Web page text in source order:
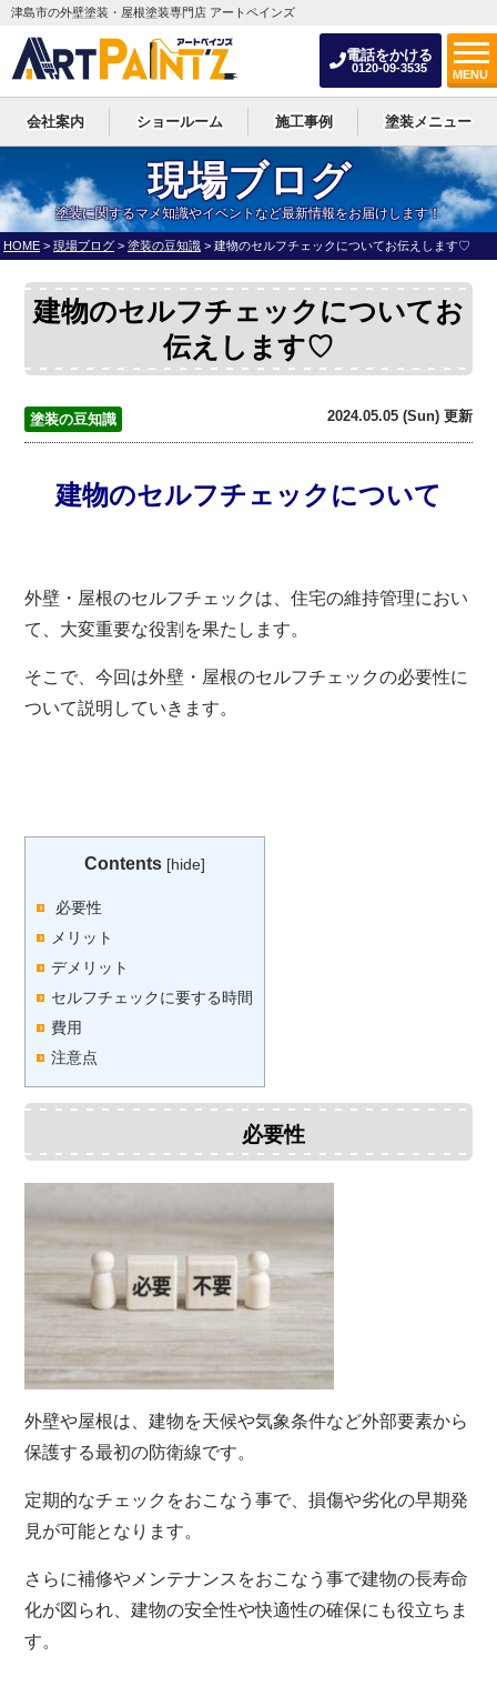
電話をかける
0120-09-3535
MENU
津島市の外壁塗装・屋根塗装専門店 アートペインズ
会社案内 ショールーム 施工事例 塗装メニュー
現場ブログ
塗装に関するマメ知識やイベントなど最新情報をお届けします！
HOME > 現場ブログ > 塗装の豆知識 > 建物のセルフチェックについてお伝えします♡
建物のセルフチェックについてお
伝えします♡
塗装の豆知識 2024.05.05 (Sun) 更新
建物のセルフチェックについて
外壁・屋根のセルフチェックは、住宅の維持管理におい
て、大変重要な役割を果たします。
そこで、今回は外壁・屋根のセルフチェックの必要性に
ついて説明していきます。
Contents [hide]
必要性
メリット
デメリット
セルフチェックに要する時間
費用
注意点
必要性
外壁や屋根は、建物を天候や気象条件など外部要素から
保護する最初の防衛線です。
定期的なチェックをおこなう事で、損傷や劣化の早期発
見が可能となります。
さらに補修やメンテナンスをおこなう事で建物の長寿命
化が図られ、建物の安全性や快適性の確保にも役立ちま
す。